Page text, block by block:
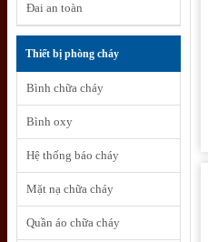
Đai an toàn
Thiết bị phòng cháy
Bình chữa cháy
Bình oxy
Hệ thống báo cháy
Mặt nạ chữa cháy
Quần áo chữa cháy